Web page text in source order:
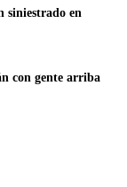
siniestrado en
con gente arriba